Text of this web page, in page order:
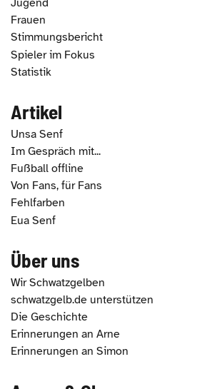
Frauen
Stimmungsbericht
Spieler im Fokus
Statistik
Artikel
Unsa Senf
Im Gespräch mit...
Fußball offline
Von Fans, für Fans
Fehlfarben
Eua Senf
Über uns
Wir Schwatzgelben
schwatzgelb.de unterstützen
Die Geschichte
Erinnerungen an Arne
Erinnerungen an Simon